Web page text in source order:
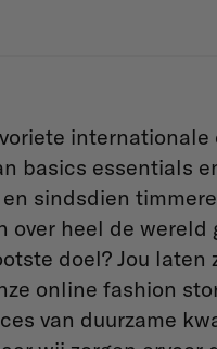
basics essentials
sindsdien
over heel de
doel? Jou
online fashion
van duurzame